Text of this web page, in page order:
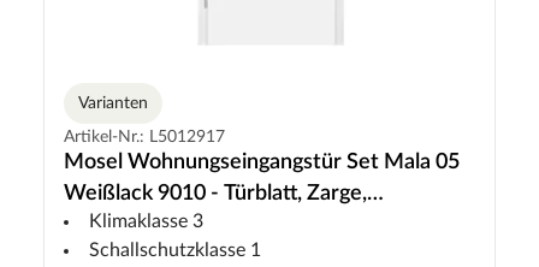
Varianten
Artikel-Nr.: L5012917
Mosel Wohnungseingangstür Set Mala 05
Weißlack 9010 - Türblatt, Zarge,
Drückergarnitur
Klimaklasse 3
Schallschutzklasse 1